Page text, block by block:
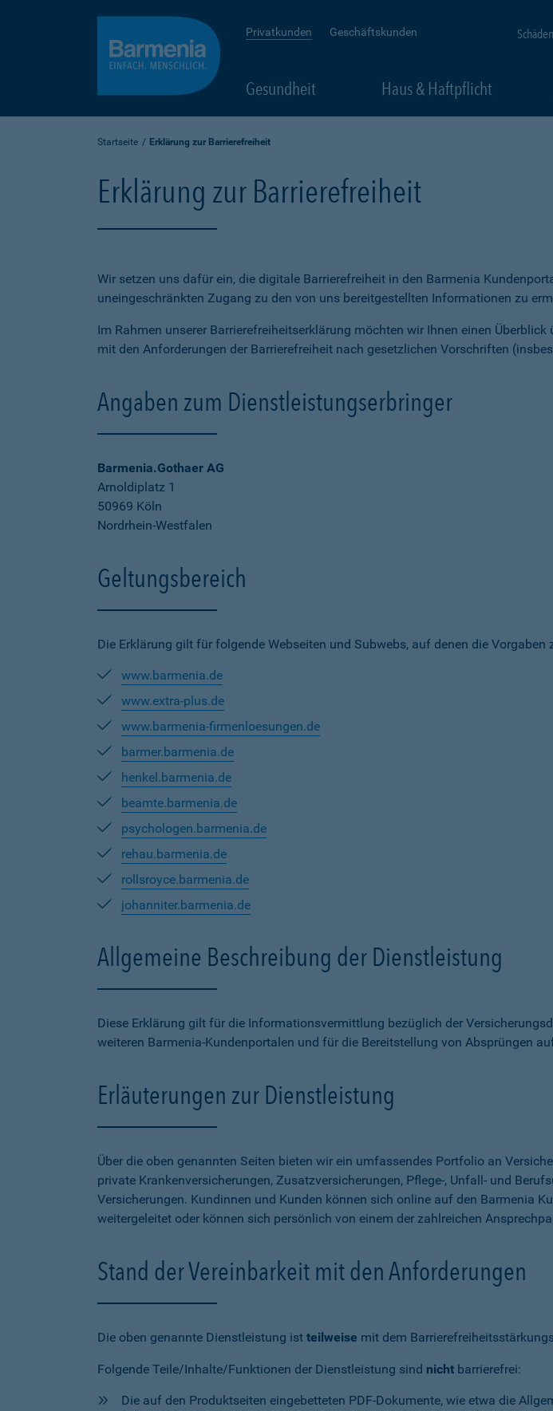
Privatkunden Geschäftskunden
Gesundheit Haus & Haftpflicht
Startseite Erklärung zur Barrierefreiheit
Erklärung zur Barrierefreiheit
Wir setzen uns dafür ein, die digitale Barrierefreiheit in den Barmenia
uneingeschränkten Zugang zu den von uns bereitgestellten Informationen zu
Im Rahmen unserer Barrierefreiheitserklärung möchten wir Ihnen einen
mit den Anforderungen der Barrierefreiheit nach gesetzlichen Vorschriften
Angaben zum Dienstleistungserbringer
Barmenia.Gothaer AG
Arnoldiplatz 1
50969 Köln
Nordrhein-Westfalen
Geltungsbereich
Die Erklärung gilt für folgende Webseiten und Subwebs, auf denen die
www.barmenia.de
www.extra-plus.de
www.barmenia-firmenloesungen.de
barmer.barmenia.de
henkel.barmenia.de
beamte.barmenia.de
psychologen.barmenia.de
rehau.barmenia.de
rollsroyce.barmenia.de
johanniter.barmenia.de
Allgemeine Beschreibung der Dienstleistung
Diese Erklärung gilt für die Informationsvermittlung bezüglich der
weiteren Barmenia-Kundenportalen und für die Bereitstellung von Absprüngen
Erläuterungen zur Dienstleistung
Über die oben genannten Seiten bieten wir ein umfassendes Portfolio an
private Krankenversicherungen, Zusatzversicherungen, Pflege-, Unfall- und
Versicherungen. Kundinnen und Kunden können sich online auf den Barmenia
weitergeleitet oder können sich persönlich von einem der zahlreichen
Stand der Vereinbarkeit mit den Anforderungen
Die oben genannte Dienstleistung ist teilweise mit dem
Folgende Teile/Inhalte/Funktionen der Dienstleistung sind nicht barrierefrei:
Die auf den Produktseiten eingebetteten PDF-Dokumente, wie etwa die